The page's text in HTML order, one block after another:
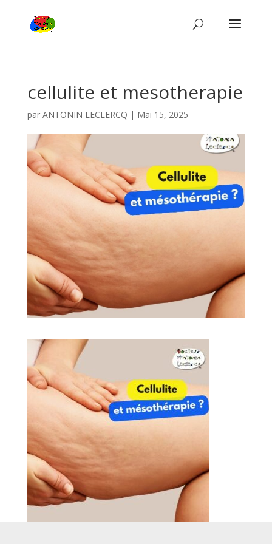
cellulite et mesotherapie
par ANTONIN LECLERCQ | Mai 15, 2025